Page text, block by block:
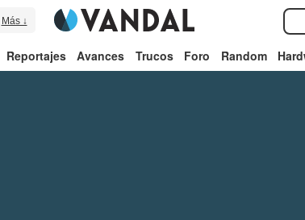
Más ↓
Reportajes Avances Trucos Foro Random